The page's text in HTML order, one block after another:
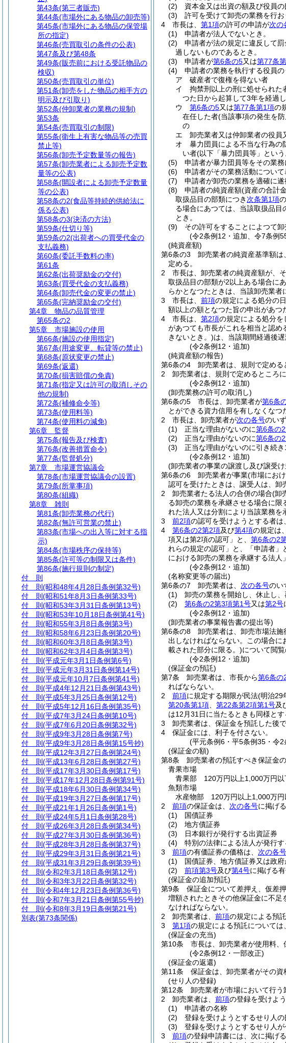
(2)
資本金又は出資の額及び役員の
(3)
許可を受けて卸売の業務を行
4
市長は、 第1項の許可の申請が次の
(1)
申請者が法人でないとき。
(2)
申請者が法の規定に違反して
過しないものであるとき。
(3)
申請者が第6条の5又は第77条
(4)
申請者の業務を執行する役員
ア
破産者で復権を得ない者
イ
拘禁刑以上の刑に処せられた
つた日から起算して3年を経過
ウ
第6条の5又は第77条第1項の
在任した者(当該事項の発生を
の
エ
卸売業者又は仲卸業者の役員
オ
暴力団員による不当な行為の
い者(以下「暴力団員等」とい
(5)
申請者が暴力団員等をその業
(6)
申請者がその業務活動につい
(7)
申請者が卸売の業務を適確に
(8)
申請者の純資産額(資産の合計
取扱品目の部類につき 次条第1項
る場合にあつては、当該取扱品
とき。
(9)
その許可をすることによつて
(令2条例12・追加、令7条例
(純資産額)
第6条の3
卸売業者の純資産基準額
定める。
2
市長は、卸売業者の純資産額が、
取扱品目の部類が2以上ある場合に
らかとなつたときは、当該卸売業者
3
市長は、 前項の規定による処分の
額以上の額となつた旨の申出があつ
4
市長は、 第2項の規定による処分を
があつても市長がこれを相当と認め
きないとき。)は、当該期間経過後
(令2条例12・追加)
(純資産額の報告)
第6条の4
卸売業者は、規則で定める
2
卸売業者は、規則で定めるところ
(令2条例12・追加)
(卸売業務の許可の取消し)
第6条の5
市長は、卸売業者が第6条
とができる資力信用を有しなくなつ
2
市長は、卸売業者が次の各号のい
(1)
正当な理由がないのに第6条の
(2)
正当な理由がないのに第6条の
(3)
正当な理由がないのに引き続
(令2条例12・追加)
(卸売業者の事業の譲渡し及び譲受
第6条の6
卸売業者が事業(市場にお
認可を受けたときは、譲受人は、卸
2
卸売業者たる法人の合併の場合(卸
る卸売の業務を承継させる場合に限
れた法人又は分割により当該業務を
3
前2項の認可を受けようとする者は
4
第6条の2第2項及び第4項の規定は、
項又は第2項の認可」と、 第6条の2
れらの規定の認可」と、「申請者
における卸売の業務を承継する法人
(令2条例12・追加)
(名称変更等の届出)
第6条の7
卸売業者は、 次の各号のい
(1)
卸売の業務を開始し、休止し、
(2)
第6条の2第3項第1号又は第2号
(令2条例12・追加)
(卸売業者の事業報告書の提出等)
第6条の8
卸売業者は、卸売市場法施
出しなければならない。
この場合に
載された部分に限る。)について閲
(令2条例12・追加)
(保証金の預託)
第7条
卸売業者は、市長から第6条の
ればならない。
2
前項に規定する期限が民法(明治29
第20条第1項
第22条第2項第1号及
は12月31日に当たるときも同様とす
3
卸売業者は、保証金を預託した後
4
保証金には、利子を付さない。
(平元条例6・平5条例35・令
(保証金の額)
第8条
卸売業者の預託すべき保証金
青果市場
青果部 120万円以上1,000万円以
魚類市場
水産物部 120万円以上1,000万円
2
前項の保証金は、 次の各号に掲げ
(1)
国債証券
(2)
地方債証券
(3)
日本銀行が発行する出資証券
(4)
特別の法律による法人が発行す
3
前項の有価証券の価格は、 次の各号
(1)
国債証券、地方債証券又は政
(2)
前項第3号及び第4号に掲げる
(保証金の追加預託)
第9条
保証金について差押え、仮差
増額されたときその他保証金に不
なければならない。
2
卸売業者は、 前項の規定による預
3
第1項の規定による預託については、
(保証金の充当)
第10条
市長は、卸売業者が使用料
(令2条例12・一部改正)
(保証金の返還)
第11条
保証金は、卸売業者がその資
(せり人の登録)
第12条
卸売業者が市場において行う
2
卸売業者は、 前項の登録を受けよ
(1)
申請者の名称
(2)
登録を受けようとするせり人
(3)
登録を受けようとするせり人
3
前項の登録申請書には、次に掲げ
第43条(第三者販売)
第44条(市場外にある物品の卸売等)
第45条(市場外にある物品の保管場
所の指定)
第46条(売買取引の条件の公表)
第47条及び第48条
第49条(販売前における受託物品の
検収)
第50条(売買取引の単位)
第51条(卸売をした物品の相手方の
明示及び引取り)
第52条(仲卸業者の業務の規制)
第53条
第54条(売買取引の制限)
第55条(衛生上有害な物品等の売買
禁止等)
第56条(卸売予定数量等の報告)
第57条(卸売業者による卸売予定数
量等の公表)
第58条(開設者による卸売予定数量
等の公表)
第58条の2(食品等持続的供給法に
係る公表)
第58条の3(決済の方法)
第59条(仕切り等)
第59条の2(出荷者への買受代金の
支払義務)
第60条(委託手数料の率)
第61条
第62条(出荷奨励金の交付)
第63条(買受代金の支払義務)
第64条(卸売代金の変更の禁止)
第65条(完納奨励金の交付)
第4章
物品の品質管理
第65条の2
第5章
市場施設の使用
第66条(施設の使用指定)
第67条(用途変更、転貸等の禁止)
第68条(原状変更の禁止)
第69条(返還)
第70条(損害賠償の免責)
第71条(指定又は許可の取消しその
他の規制)
第72条(補修命令等)
第73条(使用料等)
第74条(使用料の減免)
第6章
監督
第75条(報告及び検査)
第76条(改善措置命令)
第77条(監督処分)
第7章
市場運営協議会
第78条(市場運営協議会の設置)
第79条(所掌事項)
第80条(組織)
第8章
雑則
第81条(卸売業務の代行)
第82条(無許可営業の禁止)
第83条(市場への出入等に対する指
示)
第84条(市場秩序の保持等)
第85条(許可等の制限又は条件)
第86条(施行規則の制定)
付 則
付 則 (昭和48年4月28日条例第32号)
付 則 (昭和51年8月3日条例第33号)
付 則 (昭和53年3月31日条例第13号)
付 則 (昭和53年10月18日条例第41号)
付 則 (昭和55年3月8日条例第3号)
付 則 (昭和58年6月23日条例第20号)
付 則 (昭和60年3月8日条例第3号)
付 則 (昭和62年3月4日条例第3号)
付 則 (平成元年3月1日条例第6号)
付 則 (平成元年3月31日条例第14号)
付 則 (平成元年10月7日条例第41号)
付 則 (平成4年12月21日条例第43号)
付 則 (平成5年3月25日条例第12号)
付 則 (平成5年12月16日条例第35号)
付 則 (平成7年3月24日条例第10号)
付 則 (平成7年6月20日条例第32号)
付 則 (平成9年3月28日条例第7号)
付 則 (平成9年3月28日条例第15号抄)
付 則 (平成12年3月27日条例第24号)
付 則 (平成13年6月28日条例第27号)
付 則 (平成17年3月30日条例第17号)
付 則 (平成17年12月28日条例第91号)
付 則 (平成18年6月30日条例第34号)
付 則 (平成19年3月27日条例第17号)
付 則 (平成21年1月26日条例第1号)
付 則 (平成24年5月1日条例第28号)
付 則 (平成26年3月28日条例第34号)
付 則 (平成27年3月30日条例第36号)
付 則 (平成28年3月28日条例第37号)
付 則 (平成29年3月31日条例第21号)
付 則 (平成31年3月29日条例第39号)
付 則 (令和2年3月18日条例第12号)
付 則 (令和3年3月22日条例第32号)
付 則 (令和4年12月23日条例第36号)
付 則 (令和7年3月21日条例第55号抄)
付 則 (令和8年3月19日条例第21号)
別表(第73条関係)